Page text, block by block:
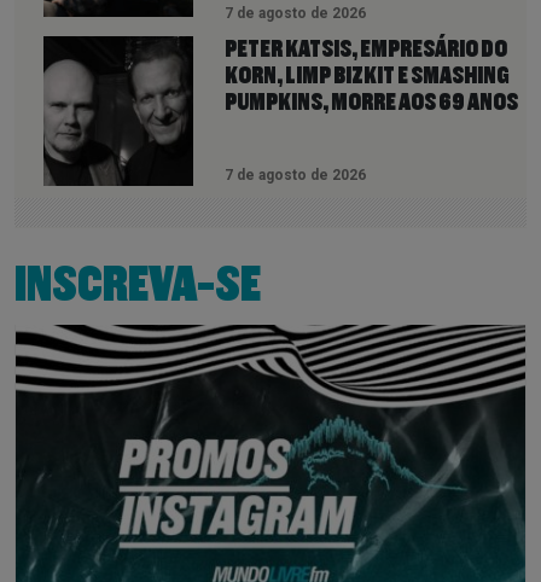
7 de agosto de 2026
PETER KATSIS, EMPRESÁRIO DO
KORN, LIMP BIZKIT E SMASHING
PUMPKINS, MORRE AOS 69 ANOS
7 de agosto de 2026
INSCREVA-SE